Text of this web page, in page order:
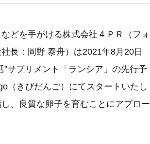
どを手がける株式会社４ＰＲ（フォ
長：岡野 泰舟）は2021年8月20日
”サプリメント「ランシア」の先行予
（きびだんご）にてスタートいたし
、良質な卵子を育むことにアプロー